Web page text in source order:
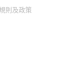
則及政策(Open